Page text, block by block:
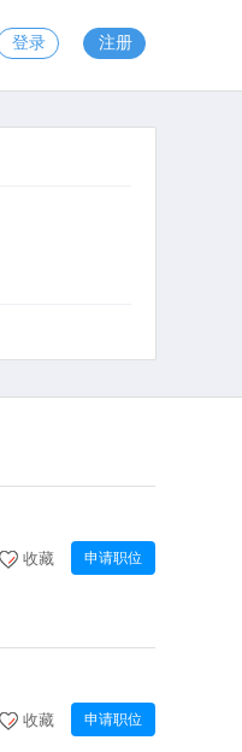
登录 注册
收藏 申请职位
收藏 申请职位